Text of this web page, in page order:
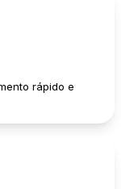
rápido e